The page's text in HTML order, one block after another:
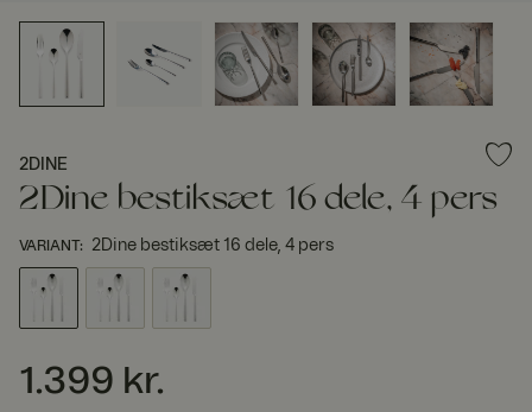
2DINE
2Dine bestiksæt 16 dele, 4 pers
VARIANT: 2Dine bestiksæt 16 dele, 4 pers
Pris:1.399 kr.
1.399 kr.